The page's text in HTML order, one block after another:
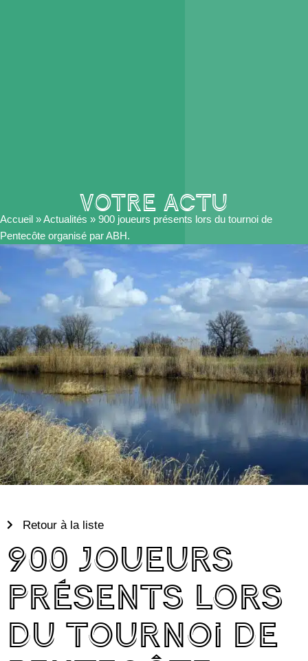
VOTRE actu
Accueil »Actualités » 900 joueurs présents lors du tournoi de
Pentecôte organisé par ABH.
Retour à la liste
900 joueurs
présents lors
du tournoi de